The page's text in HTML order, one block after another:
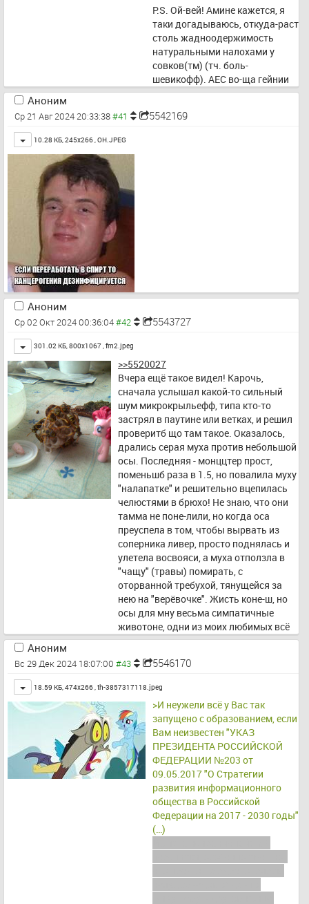
P.S. Ой-вей! Амине кажется, я
таки догадываюсь, откуда-раст
столь жадноодержимость
натуральными налохами у
совков(тм) (тч. боль-
шевикофф). АЕС во-ща гейнии
вроде швабса начнут
понятам, и вообще… Тащемта,
Аноним
Ср 21 Авг 2024 20:33:38 5542169
Toggle
10.28 КБ, 245x266 ,OH.JPEG
Аноним
Ср 02 Окт 2024 00:36:04 5543727
Toggle
301.02 КБ, 800x1067 ,frn2.jpeg
>>5520027
Вчера ещё такое видел! Карочь,
сначала услышал какой-то сильный
шум микрокрыльефф, типа кто-то
застрял в паутине или ветках, и решил
проверитб що там такое. Оказалось,
дрались серая муха против небольшой
осы. Последняя - монццтер прост,
поменьшб раза в 1.5, но повалила муху
"налапатке" и решительно вцепилась
челюстями в брюхо! Не знаю, что они
тамма не поне-лили, но когда оса
преуспела в том, чтобы вырвать из
соперника ливер, просто поднялась и
улетела восвояси, а муха отползла в
"чащу" (травы) помирать, с
оторванной требухой, тянущейся за
нею на "верёвочке". Жисть коне-ш, но
осы для мну весьма симпатичные
животоне, одни из моих любимых всё
равно…
Аноним
Вс 29 Дек 2024 18:07:00 5546170
Toggle
18.59 КБ, 474x266 , th-3857317118.jpeg
>И неужели всё у Вас так
запущено с образованием, если
Вам неизвестен "УКАЗ
ПРЕЗИДЕНТА РОССИЙСКОЙ
ФЕДЕРАЦИИ №203 от
09.05.2017 "О Стратегии
развития информационного
общества в Российской
Федерации на 2017 - 2030 годы"
(…)